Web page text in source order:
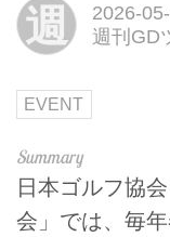
週
2026-
週刊GD
EVENT
日本ゴルフ協
会」では、毎